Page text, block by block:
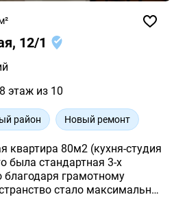
12/1
8 этаж из 10
район Новый ремонт
квартира 80м2 (кухня-студия
была стандартная 3-х
благодаря грамотному
стало максимально